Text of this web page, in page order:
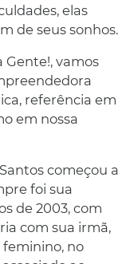
elas
de seus sonhos.
Gente!, vamos
referência em
em nossa
começou a
foi sua
de 2003, com
com sua irmã,
no